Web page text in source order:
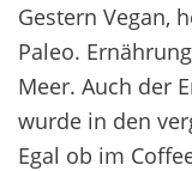
Gestern Vegan,
Paleo.
Meer. Auch der
wurde in den
Egal ob im